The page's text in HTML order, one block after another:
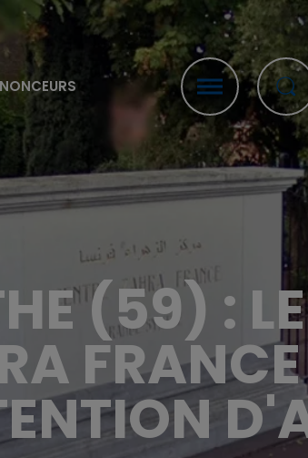
(59) : LE